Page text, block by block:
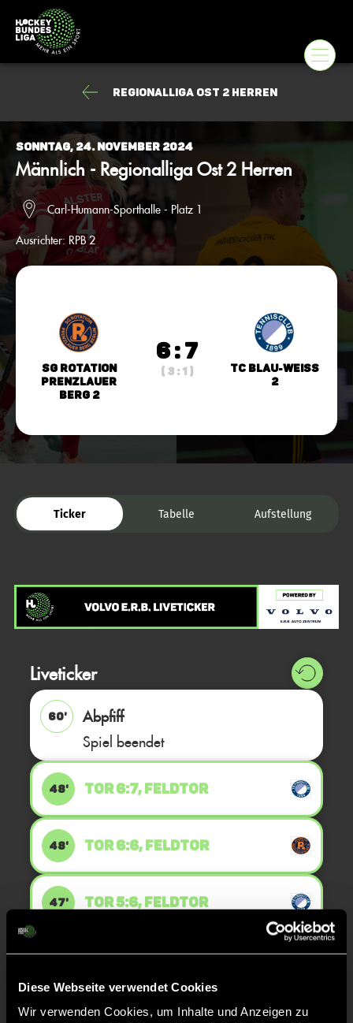
Diese Webseite verwendet Cookies
Wir verwenden Cookies, um Inhalte und Anzeigen zu
Regionalliga Ost 2 Herren
Sonntag, 24. November 2024
Männlich - Regionalliga Ost 2 Herren
Carl-Humann-Sporthalle - Platz 1
Ausrichter: RPB 2
SG Rotation
Prenzlauer
Berg 2
6 : 7
( 3 : 1 )
TC Blau-Weiss
2
Ticker Tabelle Aufstellung
Liveticker
60'
Abpfiff
Spiel beendet
48' TOR 6:7, FELDTOR
48' TOR 6:6, FELDTOR
47' TOR 5:6, FELDTOR
TOR 5:5, FELDTOR
46' TOR 4:5, FELDTOR